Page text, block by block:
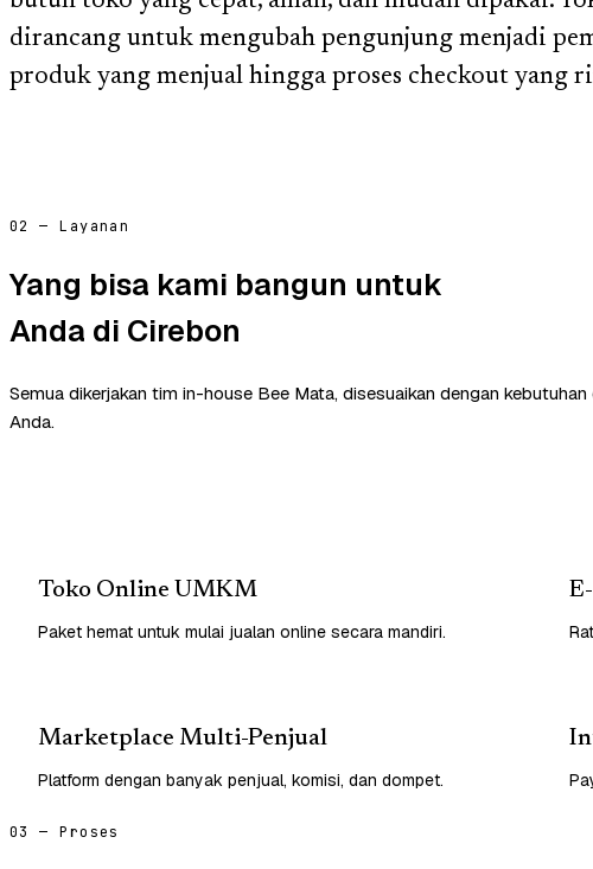
dirancang untuk mengubah pengunjung menjadi
produk yang menjual hingga proses checkout yang
02 — Layanan
Yang bisa kami bangun untuk
Anda di Cirebon
Semua dikerjakan tim in-house Bee Mata, disesuaikan dengan kebutuhan
Anda.
Toko Online UMKM
Paket hemat untuk mulai jualan online secara mandiri.
Marketplace Multi-Penjual
Platform dengan banyak penjual, komisi, dan dompet.
03 — Proses